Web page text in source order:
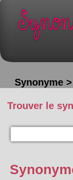
Synonyme
Trouver le